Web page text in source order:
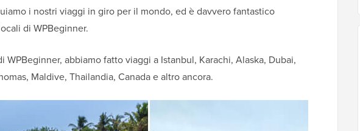
i nostri viaggi in giro per il mondo, ed è davvero fantastico
di WPBeginner.
abbiamo fatto viaggi a Istanbul, Karachi, Alaska, Dubai,
Maldive, Thailandia, Canada e altro ancora.